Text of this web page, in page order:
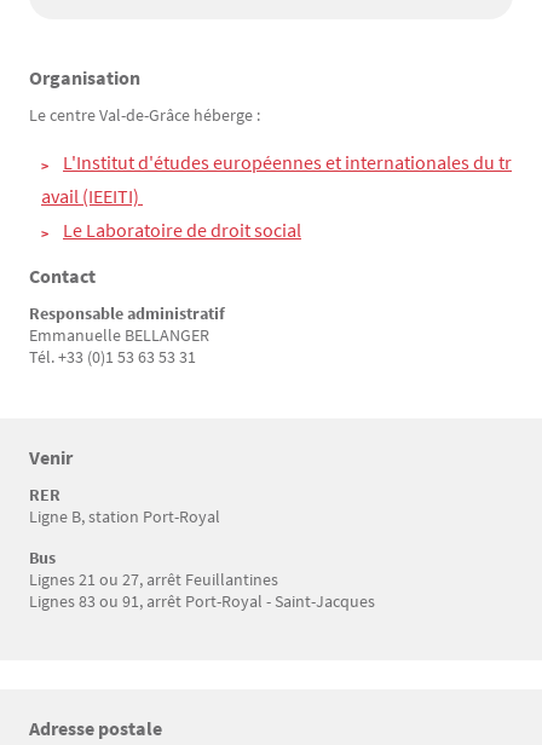
Texte
Organisation
Le centre Val-de-Grâce héberge :
L'Institut d'études européennes et internationales du tr
avail (IEEITI)
Le Laboratoire de droit social
Contact
Responsable administratif
Emmanuelle BELLANGER
Tél. +33 (0)1 53 63 53 31
Texte
Venir
RER
Ligne B, station Port-Royal
Bus
Lignes 21 ou 27, arrêt Feuillantines
Lignes 83 ou 91, arrêt Port-Royal - Saint-Jacques
Texte
Adresse postale